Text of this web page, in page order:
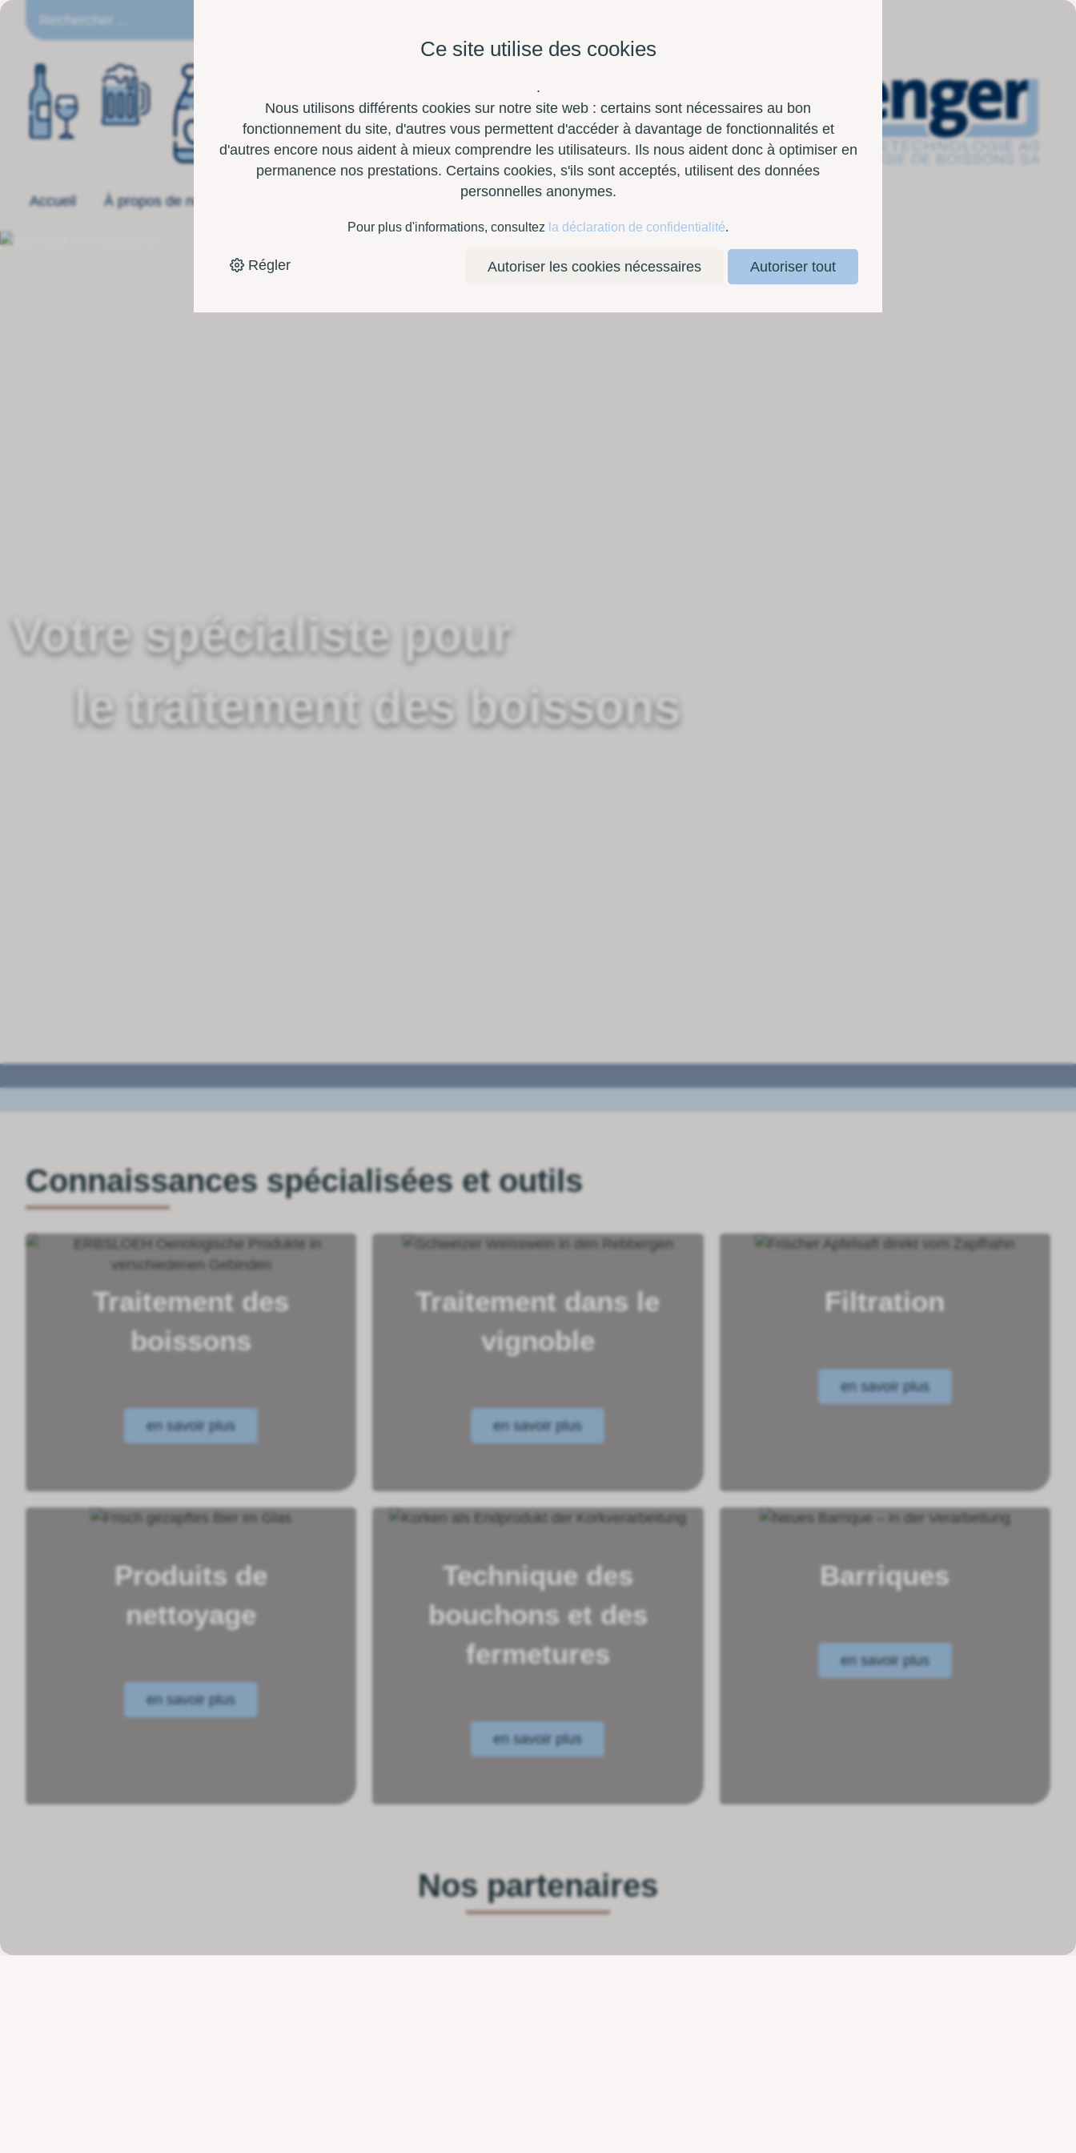
Accueil À propos de nous Contact E-Shop
Votre spécialiste pour
le traitement des boissons
Connaissances spécialisées et outils
Traitement des
boissons
en savoir plus
Traitement dans le
vignoble
en savoir plus
Filtration
en savoir plus
Produits de
nettoyage
en savoir plus
Technique des
bouchons et des
fermetures
en savoir plus
Barriques
en savoir plus
Nos partenaires
Ce site utilise des cookies
.
Nous utilisons différents cookies sur notre site web : certains sont nécessaires au bon
fonctionnement du site, d'autres vous permettent d'accéder à davantage de fonctionnalités et
d'autres encore nous aident à mieux comprendre les utilisateurs. Ils nous aident donc à optimiser en
permanence nos prestations. Certains cookies, s'ils sont acceptés, utilisent des données
personnelles anonymes.
Pour plus d'informations, consultez la déclaration de confidentialité.
Régler Autoriser les cookies nécessaires Autoriser tout